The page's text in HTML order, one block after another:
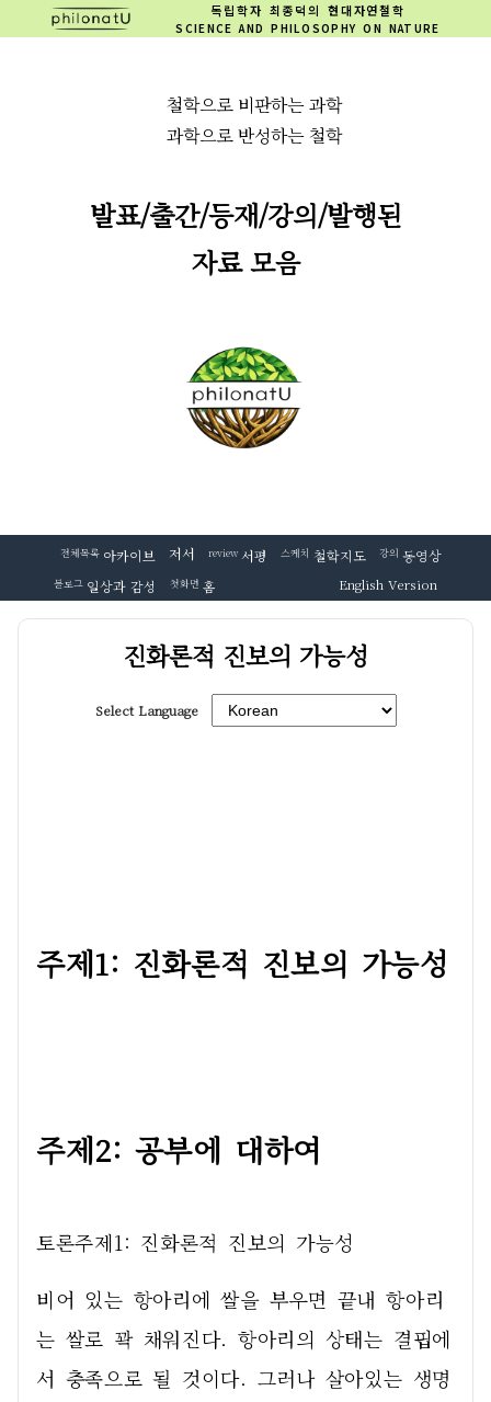
독립학자 최종덕의 현대자연철학
SCIENCE AND PHILOSOPHY ON NATURE
철학으로 비판하는 과학
과학으로 반성하는 철학
발표/출간/등재/강의/발행된
자료 모음
전체목록 아카이브 저서 review 서평 스케치 철학지도 강의 동영상
블로그 일상과 감성 첫화면 홈 English Version
진화론적 진보의 가능성
Select Language
주제1: 진화론적 진보의 가능성
주제2: 공부에 대하여
토론주제1: 진화론적 진보의 가능성
비어 있는 항아리에 쌀을 부우면 끝내 항아리
는 쌀로 꽉 채워진다. 항아리의 상태는 결핍에
서 충족으로 될 것이다. 그러나 살아있는 생명